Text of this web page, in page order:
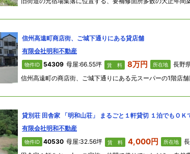
信州高遠町商店街、ご城下通りにある貸店舗
有限会社明和不動産
物件ID 54309 母屋:66.55坪 賃 料 8万円 所在地
長野県伊
貸別荘 田舎家 「明和山荘」 まるごと１軒貸切 １泊でもＯＫ
有限会社明和不動産
物件ID 40530 母屋:32.56坪 賃 料 4,000円 所在地
長